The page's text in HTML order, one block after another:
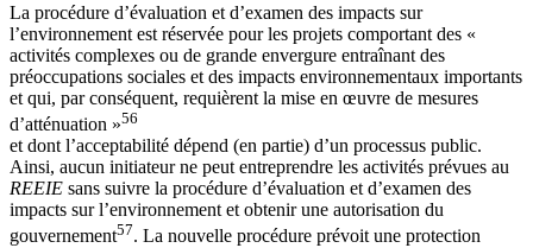
La procédure d’évaluation et d’examen des impacts sur
l’environnement est réservée pour les projets comportant des «
activités complexes ou de grande envergure entraînant des
préoccupations sociales et des impacts environnementaux importants
et qui, par conséquent, requièrent la mise en œuvre de mesures
d’atténuation »56
et dont l’acceptabilité dépend (en partie) d’un processus public.
Ainsi, aucun initiateur ne peut entreprendre les activités prévues au
REEIE sans suivre la procédure d’évaluation et d’examen des
impacts sur l’environnement et obtenir une autorisation du
gouvernement57. La nouvelle procédure prévoit une protection